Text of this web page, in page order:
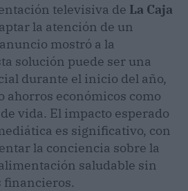
televisiva de La Caja
la atención de un
mostró a la
solución puede ser una
durante el inicio del año,
ahorros económicos como
vida. El impacto esperado
es significativo, con
la conciencia sobre la
saludable sin
financieros.